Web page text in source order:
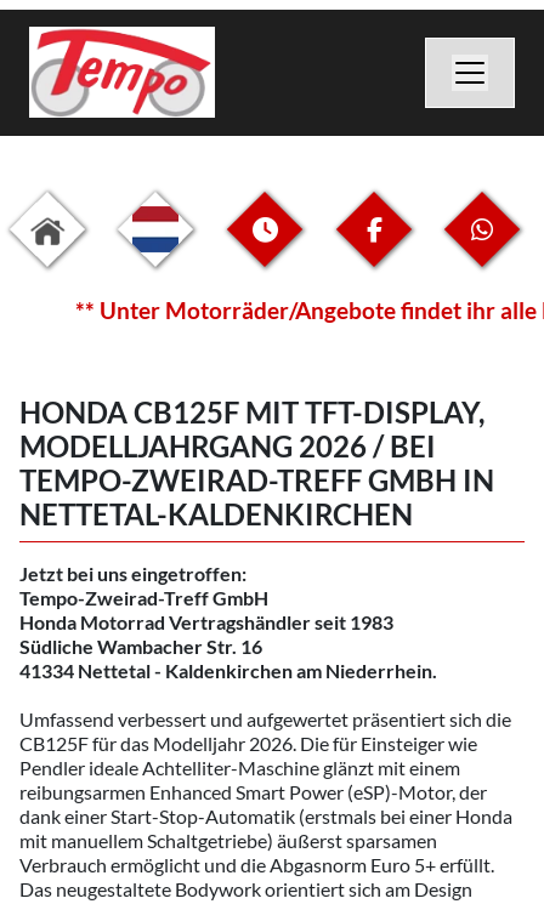
** Unter Motorräder/Angebote findet ihr alle
HONDA CB125F MIT TFT-DISPLAY,
MODELLJAHRGANG 2026 / BEI
TEMPO-ZWEIRAD-TREFF GMBH IN
NETTETAL-KALDENKIRCHEN
Jetzt bei uns eingetroffen:
Tempo-Zweirad-Treff GmbH
Honda Motorrad Vertragshändler seit 1983
Südliche Wambacher Str. 16
41334 Nettetal - Kaldenkirchen am Niederrhein.
Umfassend verbessert und aufgewertet präsentiert sich die
CB125F für das Modelljahr 2026. Die für Einsteiger wie
Pendler ideale Achtelliter-Maschine glänzt mit einem
reibungsarmen Enhanced Smart Power (eSP)-Motor, der
dank einer Start-Stop-Automatik (erstmals bei einer Honda
mit manuellem Schaltgetriebe) äußerst sparsamen
Verbrauch ermöglicht und die Abgasnorm Euro 5+ erfüllt.
Das neugestaltete Bodywork orientiert sich am Design